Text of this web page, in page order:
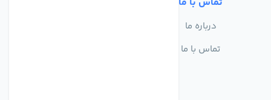
درباره ما
تماس با ما